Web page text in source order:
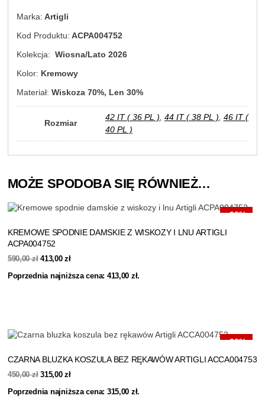
Marka: Artigli
Kod Produktu: ACPA004752
Kolekcja: Wiosna/Lato 2026
Kolor: Kremowy
Materiał: Wiskoza 70%, Len 30%
Rozmiar
42 IT ( 36 PL ) 44 IT ( 38 PL ) 46 IT (
40 PL )
MOŻE SPODOBA SIĘ RÓWNIEŻ…
-30%
KREMOWE SPODNIE DAMSKIE Z WISKOZY I LNU ARTIGLI
ACPA004752
590,00zł Pierwotna
wynosiła:
413,00złAktualna
wynosi:
Poprzednia najniższa cena: 413,00 zł.
-30%
CZARNA BLUZKA KOSZULA BEZ RĘKAWÓW ARTIGLI ACCA004753
450,00zł Pierwotna
wynosiła:
315,00złAktualna
wynosi:
Poprzednia najniższa cena: 315,00 zł.